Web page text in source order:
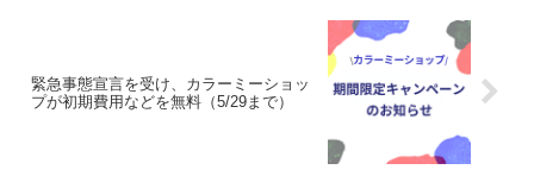
緊急事態宣言を受け、カラーミーショッ
プが初期費用などを無料（5/29まで）